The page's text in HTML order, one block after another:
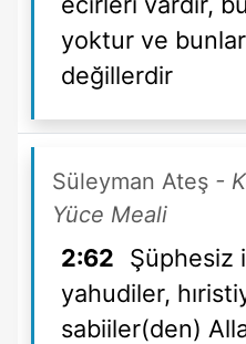
yoktur ve
değillerdir
Süleyman Ateş -
Yüce Meali
2:62
Şüphesiz
yahudiler,
sabiiler(den)